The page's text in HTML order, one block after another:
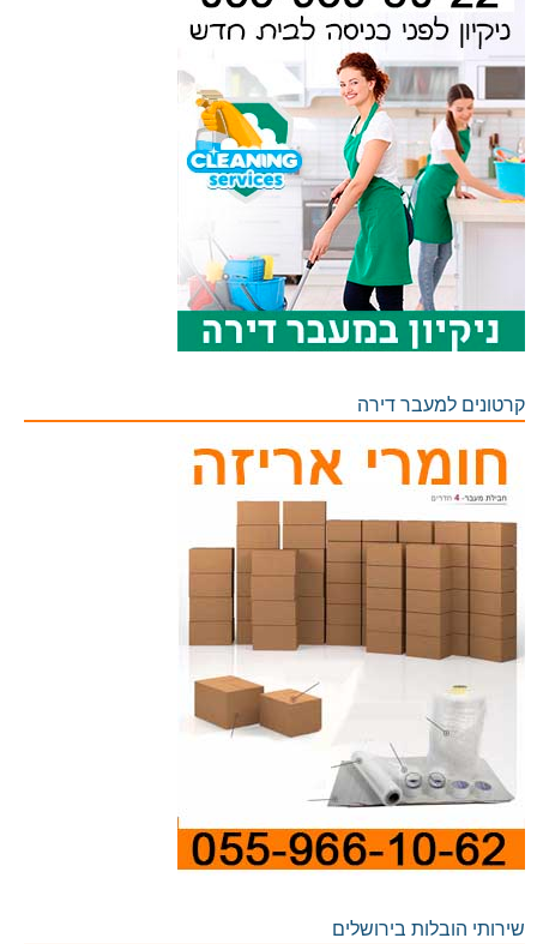
קרטונים למעבר דירה
שירותי הובלות בירושלים